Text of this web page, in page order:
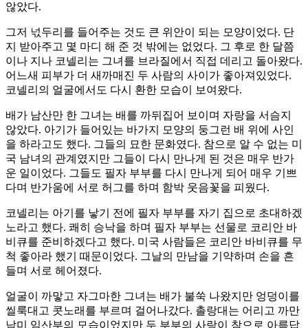
않았다.
그저 넋두리를 들어주는 것도 큰 위안이 되는 모양이었다. 단
지 받아주고 몇 마디 해 준 것 밖에는 없었다. 그 후로 한 달쯤
이나 지나 코넬리는 그녀를 브라질에서 직접 데리고 돌아왔다.
어느새 피부가 더 새까매진 두 사람의 사이가 좋아져있었다.
코넬리의 얼굴에서도 다시 환한 모습이 보여왔다.
배가 남산만 한 그녀는 배를 까뒤집어 보이며 자랑을 서슴지
않았다. 아기가 들어있는 바가지 모양의 둥그런 배 위에 사인
을 하라고도 했다. 그들의 묘한 문화였다. 참으로 알 수 없는 미
국 남녀의 관계였지만 그들이 다시 만나게 된 것은 매우 반가
운 일이었다. 그들도 필자 부부를 다시 만나게 되어 매우 기쁘
다며 반가움에 서로 허그를 하며 함박 웃음꽃을 피웠다.
코넬리는 아기를 낳기 전에 필자 부부를 자기 집으로 초대하겠
노라고 했다. 쾌히 승낙을 하며 필자 부부는 선물로 코리안 바
비큐를 준비하겠다고 했다. 미국 사람들은 코리안 바비큐를 무
척 좋아라 했기 때문이었다. 그날의 만남을 기약하며 손을 흔
들며 서로 헤어졌다.
얼굴이 까맣고 자그마한 그녀는 배가 불쑥 나왔지만 엉덩이를
씰룩대고 콧노래를 부르며 걸어나갔다. 촐랑대는 어리고 까만
남미 임산부의 모습이었지만 두 부부의 사랑이 참으로 아름답